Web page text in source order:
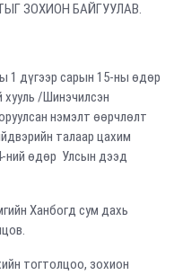
ЗОХИОН БАЙГУУЛАВ.
дүгээр сарын 15-ны өдөр
/Шинэчилсэн
нэмэлт өөрчлөлт
талаар цахим
ний өдөр Улсын дээд
Ханбогд сум дахь
тогтолцоо, зохион